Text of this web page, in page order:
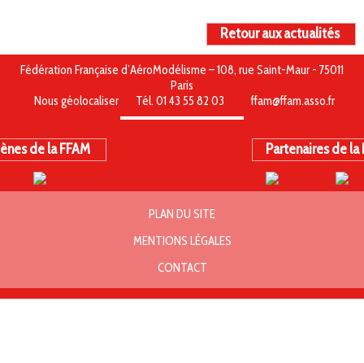
Retour aux actualités
Fédération Française d’AéroModélisme – 108, rue Saint-Maur - 75011
Paris
Nous géolocaliser
Tél. 01 43 55 82 03 ffam@ffam.asso.fr
de la FFAM Partenaires de la
PLAN DU SITE
MENTIONS LÉGALES
CONTACT